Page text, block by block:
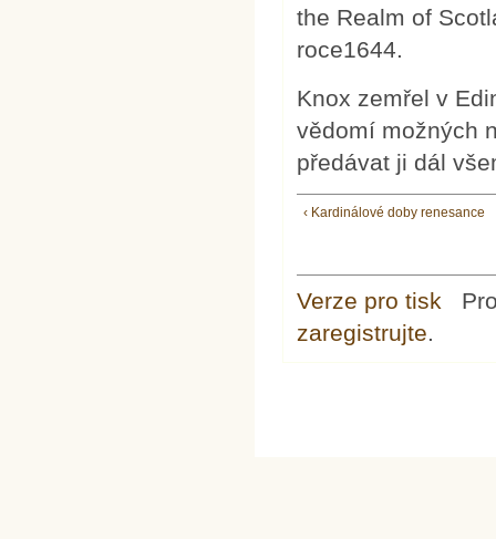
the Realm of
roce1644.
Knox zemřel v
vědomí možných
předávat ji dál
‹ Kardinálové doby renesance
Verze pro tisk
zaregistrujte.